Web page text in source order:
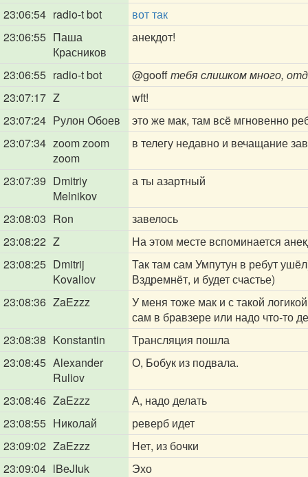
23:06:54 radio-t bot
вот так
23:06:55 Паша
Красников
анекдот!
23:06:55 radio-t bot @gooffтебя слишком много,
23:07:17 Z
wft!
23:07:24 Рулон Обоев
это же мак, там всё мгновенно
23:07:34 zoom zoom
zoom
в телегу недавно и вечащание
23:07:39 Dmitriy
Melnikov
а ты азартный
23:08:03 Ron
завелось
23:08:22 Z
На этом месте вспоминается
23:08:25 Dmitrij
Kovaliov
Так там сам Умпутун в ребут
Вздремнёт, и будет счастье)
23:08:36 ZaEzzz
У меня тоже мак и с такой
сам в бравзере или надо что-то
23:08:38 Konstantin
Трансляция пошла
23:08:45 Alexander
Ruliov
О, Бобук из подвала.
23:08:46 ZaEzzz
А, надо делать
23:08:55 Николай
реверб идет
23:09:02 ZaEzzz
Нет, из бочки
23:09:04 lBeJIuk
Эхо